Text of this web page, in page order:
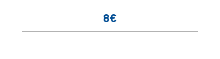
Prix
8€